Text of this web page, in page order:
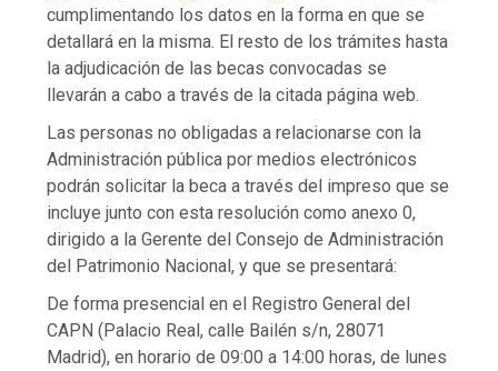
cumplimentando los datos en la forma en que se
detallará en la misma. El resto de los trámites hasta
la adjudicación de las becas convocadas se
llevarán a cabo a través de la citada página web.
Las personas no obligadas a relacionarse con la
Administración pública por medios electrónicos
podrán solicitar la beca a través del impreso que se
incluye junto con esta resolución como anexo 0,
dirigido a la Gerente del Consejo de Administración
del Patrimonio Nacional, y que se presentará:
De forma presencial en el Registro General del
CAPN (Palacio Real, calle Bailén s/n, 28071
Madrid), en horario de 09:00 a 14:00 horas, de lunes